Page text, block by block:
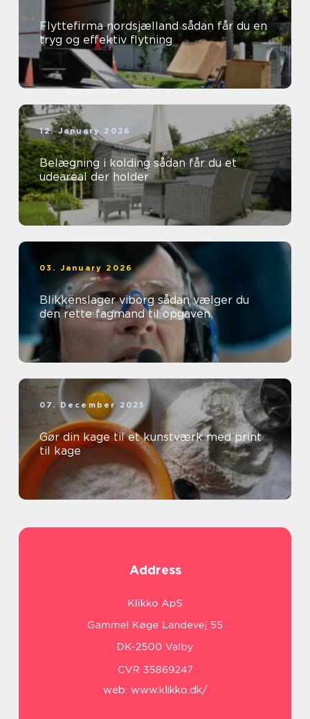
Flyttefirma nordsjælland sådan får du en
tryg og effektiv flytning
12. January 2026
Belægning i kolding sådan får du et
udeareal der holder
03. January 2026
Blikkenslager viborg sådan vælger du
den rette fagmand til opgaven
07. December 2025
Gør din kage til et kunstværk med print
til kage
Address
web: www.klikko.dk/